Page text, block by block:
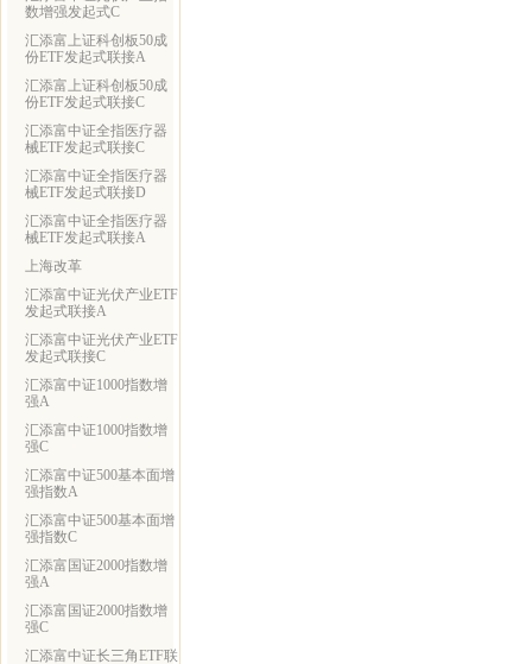
数增强发起式C
汇添富上证科创板50成
份ETF发起式联接A
汇添富上证科创板50成
份ETF发起式联接C
汇添富中证全指医疗器
械ETF发起式联接C
汇添富中证全指医疗器
械ETF发起式联接D
汇添富中证全指医疗器
械ETF发起式联接A
上海改革
汇添富中证光伏产业ETF
发起式联接A
汇添富中证光伏产业ETF
发起式联接C
汇添富中证1000指数增
强A
汇添富中证1000指数增
强C
汇添富中证500基本面增
强指数A
汇添富中证500基本面增
强指数C
汇添富国证2000指数增
强A
汇添富国证2000指数增
强C
汇添富中证长三角ETF联